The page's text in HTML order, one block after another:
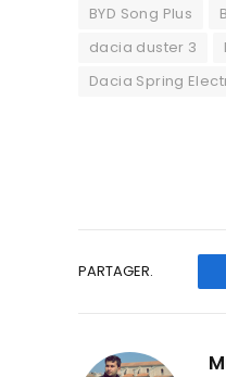
BYD Song Plus
dacia duster 3
Dacia Spring
PARTAGER.